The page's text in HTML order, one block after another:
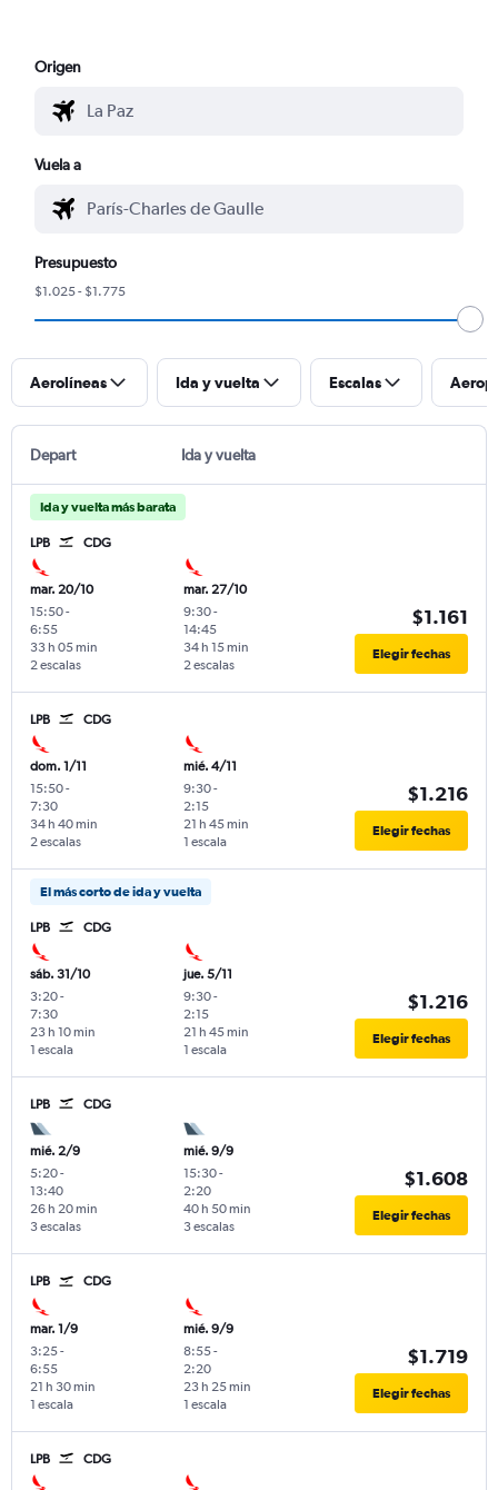
Origen
Vuela a
Presupuesto
$1.025 - $1.775
Aerolíneas Ida y vuelta Escalas
Depart Ida y vuelta
Ida y vuelta más barata
LPB CDG
mar. 20/10
15:50-
6:55
2 escalas
33 h 05 min
mar. 27/10
9:30-
14:45
2 escalas
34 h 15 min
$1.161
Elegir fechas
LPB CDG
dom. 1/11
15:50-
7:30
2 escalas
34 h 40 min
mié. 4/11
9:30-
2:15
1 escala
21 h 45 min
$1.216
Elegir fechas
El más corto de ida y vuelta
LPB CDG
sáb. 31/10
3:20-
7:30
1 escala
23 h 10 min
jue. 5/11
9:30-
2:15
1 escala
21 h 45 min
$1.216
Elegir fechas
LPB CDG
mié. 2/9
5:20-
13:40
3 escalas
26 h 20 min
mié. 9/9
15:30-
2:20
3 escalas
40 h 50 min
$1.608
Elegir fechas
LPB CDG
mar. 1/9
3:25-
6:55
1 escala
21 h 30 min
mié. 9/9
8:55-
2:20
1 escala
23 h 25 min
$1.719
Elegir fechas
LPB CDG